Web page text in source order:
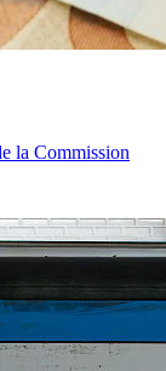
la Commission